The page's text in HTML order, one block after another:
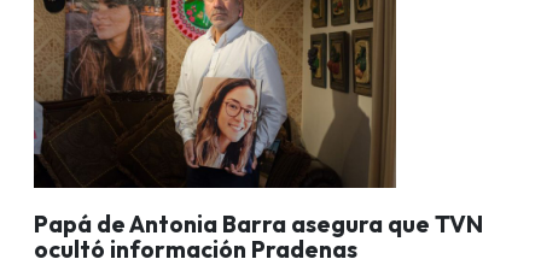
Papá de Antonia Barra asegura que TVN
ocultó información Pradenas